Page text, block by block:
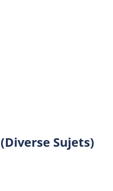
(Diverse Sujets)